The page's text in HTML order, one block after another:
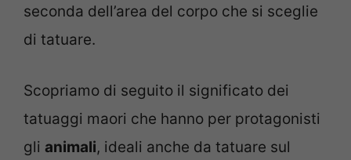
seconda dell’area del corpo che si sceglie
di tatuare.
Scopriamo di seguito il significato dei
tatuaggi maori che hanno per protagonisti
gli animali, ideali anche da tatuare sul